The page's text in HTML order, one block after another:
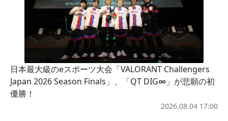
日本最大級のeスポーツ大会「VALORANT Challengers
Japan 2026 Season Finals」、「QT DIG∞」が悲願の初
優勝！
2026.08.04 17:00